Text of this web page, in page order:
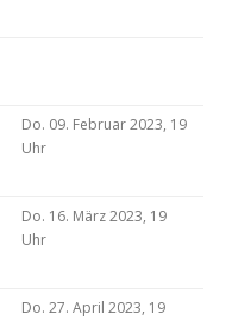
Do. 09. Februar 2023, 19
Uhr
Do. 16. März 2023, 19
Uhr
Do. 27. April 2023, 19